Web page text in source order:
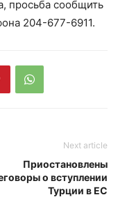
, просьба сообщить
204-677-6911.
Next article
Приостановлены
о вступлении
Турции в ЕС